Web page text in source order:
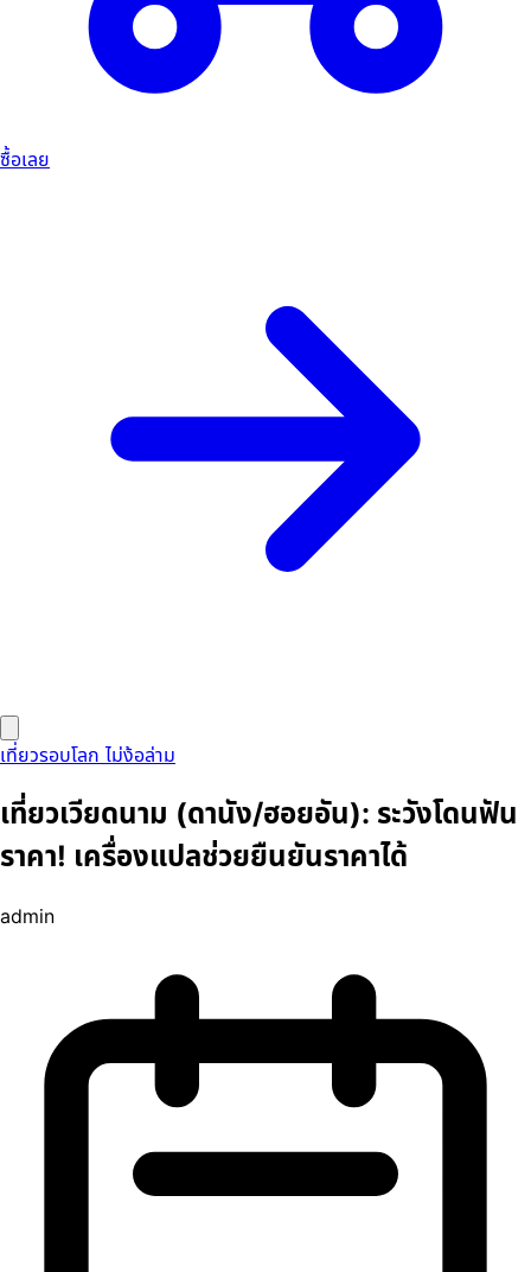
ซื้อเลย
เที่ยวรอบโลก ไม่ง้อล่าม
เที่ยวเวียดนาม (ดานัง/ฮอยอัน): ระวังโดนฟัน
ราคา! เครื่องแปลช่วยยืนยันราคาได้
admin